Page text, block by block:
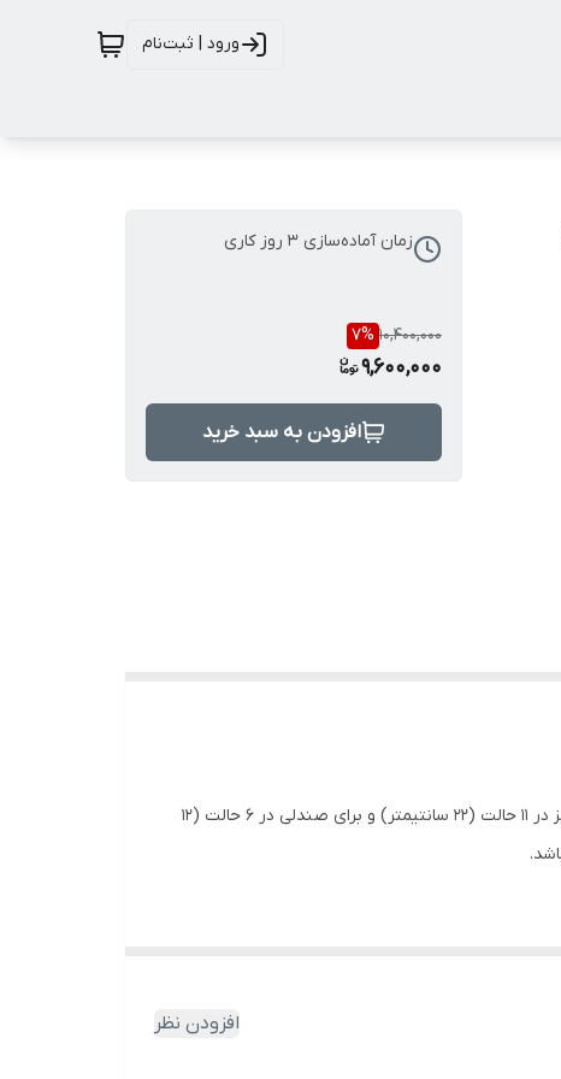
ورود | ثبت‌نام
زمان آماده‌سازی 3 روز کاری
10,400,000
7%
9,600,000
افزودن به سبد خرید
این محصول در ۵ طرح کارتونی و ۴ رنگ متفاوت تولید می شود. ارتفاع این میز و صندلی بدون باز و بست کردن پیچ و مهره، برای میز در ۱۱ حالت (۲۲ سانتیمتر) و برای صندلی در ۶ حالت (۱۲
افزودن نظر